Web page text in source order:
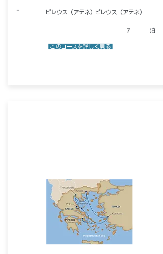
ピレウス（アテネ）
​－ ピレウス（アテネ）
7 泊
​ このコースを詳しく見る